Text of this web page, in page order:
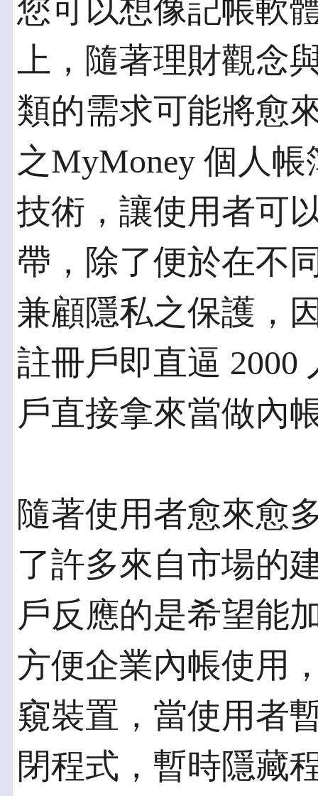
您可以想像記帳軟
上，隨著理財觀念
類的需求可能將愈
之MyMoney 個人
技術，讓使用者可
帶，除了便於在不
兼顧隱私之保護，
註冊戶即直逼 2000
戶直接拿來當做內
隨著使用者愈來愈
了許多來自市場的
戶反應的是希望能
方便企業內帳使用
窺裝置，當使用者
閉程式，暫時隱藏